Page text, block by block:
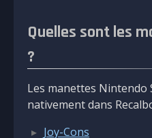
Quelles sont les
?
Les manettes Nintendo
nativement dans
Joy-Cons